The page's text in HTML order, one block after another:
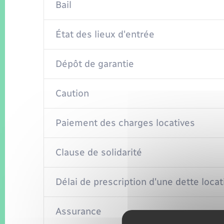
Bail
État des lieux d'entrée
Dépôt de garantie
Caution
Paiement des charges locatives
Clause de solidarité
Délai de prescription d'une dette
Assurance